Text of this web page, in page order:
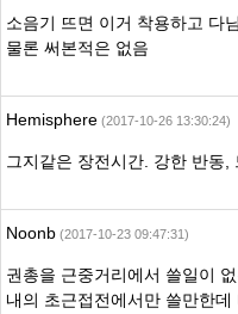
소음기 뜨면 이거 착용하고 다님
물론 써본적은 없음
Hemisphere (2017-10-26 13:30:24)
그지같은 장전시간. 강한 반동
Noonb (2017-10-23 09:47:31)
권총을 근중거리에서 쓸일이
내의 초근접전에서만 쓸만한